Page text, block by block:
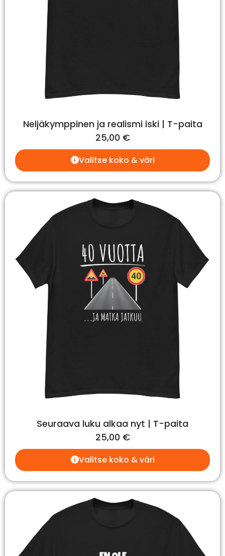
Neljäkymppinen ja realismi iski | T-paita
25,00 €
Valitse koko & väri
Seuraava luku alkaa nyt | T-paita
25,00 €
Valitse koko & väri